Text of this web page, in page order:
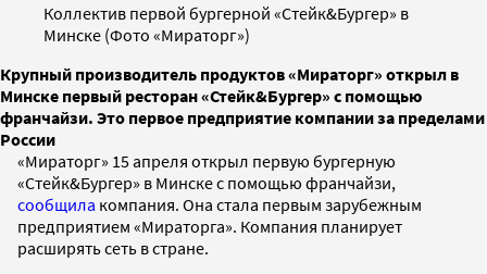
Коллектив первой бургерной «Стейк&Бургер» в
Минске (Фото «Мираторг»)
Крупный производитель продуктов «Мираторг» открыл в
Минске первый ресторан «Стейк&Бургер» с помощью
франчайзи. Это первое предприятие компании за пределами
России
«Мираторг» 15 апреля открыл первую бургерную
«Стейк&Бургер» в Минске с помощью франчайзи,
сообщила компания. Она стала первым зарубежным
предприятием «Мираторга». Компания планирует
расширять сеть в стране.